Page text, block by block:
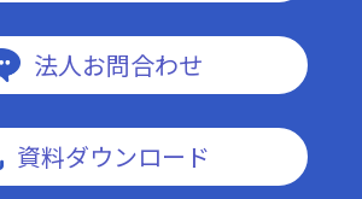
法人お問合わせ
資料ダウンロード